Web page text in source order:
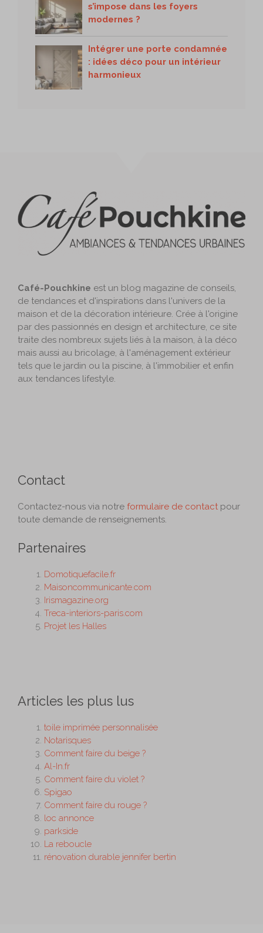
s’impose dans les foyers
modernes ?
Intégrer une porte condamnée
: idées déco pour un intérieur
harmonieux
Café-Pouchkine est un blog magazine de conseils,
de tendances et d'inspirations dans l'univers de la
maison et de la décoration intérieure. Crée à l'origine
par des passionnés en design et architecture, ce site
traite des nombreux sujets liés à la maison, à la déco
mais aussi au bricolage, à l'aménagement extérieur
tels que le jardin ou la piscine, à l'immobilier et enfin
aux tendances lifestyle.
Contact
Contactez-nous via notre formulaire de contact pour
toute demande de renseignements.
Partenaires
Domotiquefacile.fr
Maisoncommunicante.com
Irismagazine.org
Treca-interiors-paris.com
Projet les Halles
Articles les plus lus
toile imprimée personnalisée
Notarisques
Comment faire du beige ?
Al-In.fr
Comment faire du violet ?
Spigao
Comment faire du rouge ?
loc annonce
parkside
La reboucle
rénovation durable jennifer bertin